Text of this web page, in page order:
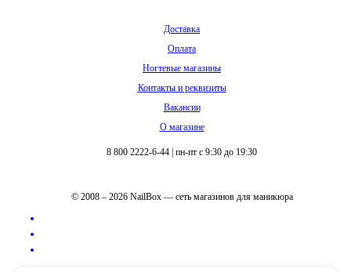
Доставка
Оплата
Ногтевые магазины
Контакты и реквизиты
Вакансии
О магазине
8 800 2222-6-44 пн-пт с 9:30 до 19:30
© 2008 – 2026 NailBox — сеть магазинов для маникюра